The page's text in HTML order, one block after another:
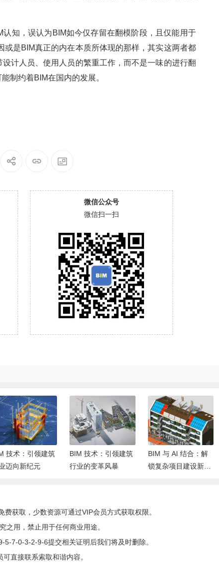
知，误认为BIM如今仅存留在翻模阶段，且仅能用于
是BIM真正的内在本质所体现的那样，其实这两者都
计人员、使用人员的繁重工作，而不是一味的进行翻
制约着BIM在国内的发展。
微信公众号
微信扫一扫
技术：引领建筑
迈向新纪元
BIM 技术：引领建筑
行业的变革风暴
BIM 与 AI 结合：解
锁复杂项目建设新密
获取，少数资源可通过VIP会员方式获取权限。
之用，禁止用于任何商业用途。
7-0-3-2-9-6提交相关证明后我们将及时删除。
直接联系索取和谐内容。